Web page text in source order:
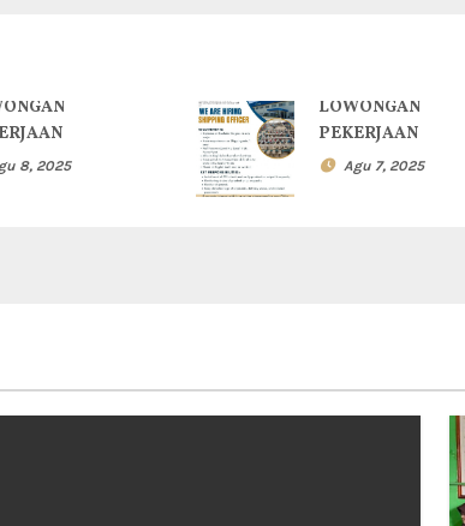
8, 2025
LOWONGAN
PEKERJAAN
Agu 7, 2025